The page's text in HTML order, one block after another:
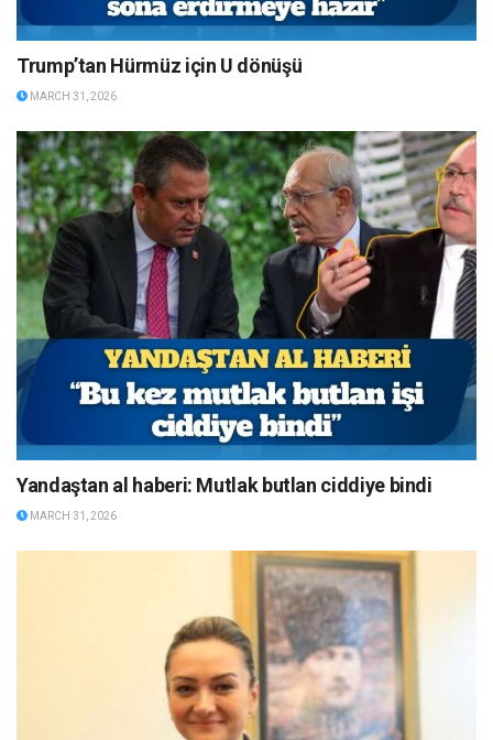
Trump’tan Hürmüz için U dönüşü
MARCH 31, 2026
Yandaştan al haberi: Mutlak butlan ciddiye bindi
MARCH 31, 2026